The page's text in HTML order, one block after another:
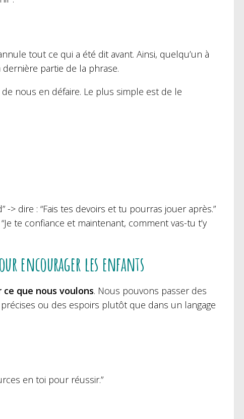
tout ce qui a été dit avant. Ainsi, quelqu’un à
dernière partie de la phrase.
nous en défaire. Le plus simple est de le
-> dire : “Fais tes devoirs et tu pourras jouer après.”
te confiance et maintenant, comment vas-tu t’y
encourager les enfants
que nous voulons. Nous pouvons passer des
ou des espoirs plutôt que dans un langage
en toi pour réussir.”